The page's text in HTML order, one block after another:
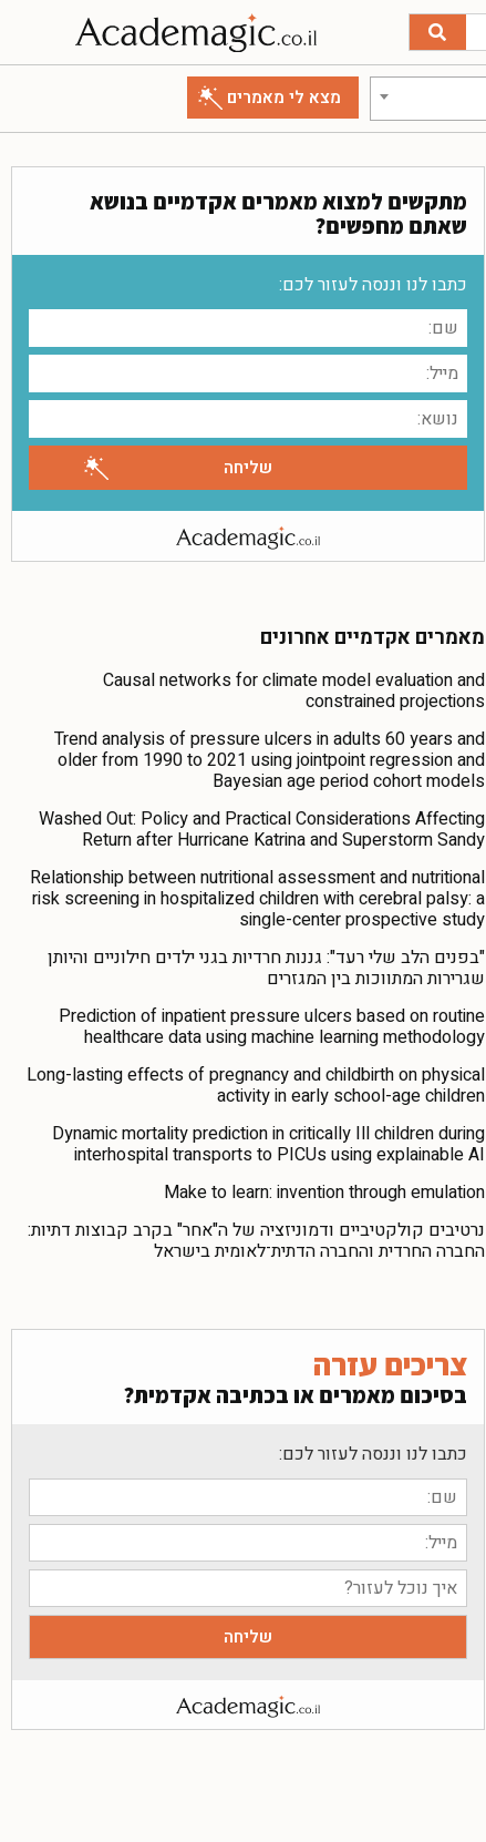
מתקשים למצוא מאמרים אקדמיים בנושא
שאתם מחפשים?
כתבו לנו וננסה לעזור לכם:
מאמרים אקדמיים אחרונים
Causal networks for climate model evaluation and
constrained projections
Trend analysis of pressure ulcers in adults 60 years and
older from 1990 to 2021 using jointpoint regression and
Bayesian age period cohort models
Washed Out: Policy and Practical Considerations Affecting
Return after Hurricane Katrina and Superstorm Sandy
Relationship between nutritional assessment and nutritional
risk screening in hospitalized children with cerebral palsy: a
single-center prospective study
"בפנים הלב שלי רעד": גננות חרדיות בגני ילדים חילוניים והיותן
שגרירות המתווכות בין המגזרים
Prediction of inpatient pressure ulcers based on routine
healthcare data using machine learning methodology
Long-lasting effects of pregnancy and childbirth on physical
activity in early school-age children
Dynamic mortality prediction in critically Ill children during
interhospital transports to PICUs using explainable AI
Make to learn: invention through emulation
נרטיבים קולקטיביים ודמוניזציה של ה"אחר" בקרב קבוצות דתיות:
החברה החרדית והחברה הדתית־לאומית בישראל
צריכים עזרה
בסיכום מאמרים או בכתיבה אקדמית?
כתבו לנו וננסה לעזור לכם: